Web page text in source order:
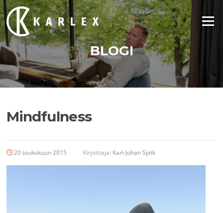
Siirry
suoraan
sisältöön
Valikko
BLOGI
Mindfulness
20 toukokuun 2015 Kirjoittaja: Karl-Johan Spiik